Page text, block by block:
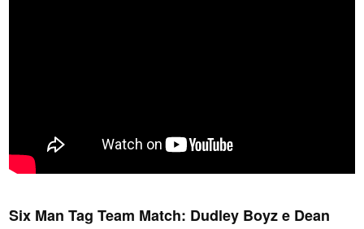
Six Man Tag Team Match: Dudley Boyz e Dean